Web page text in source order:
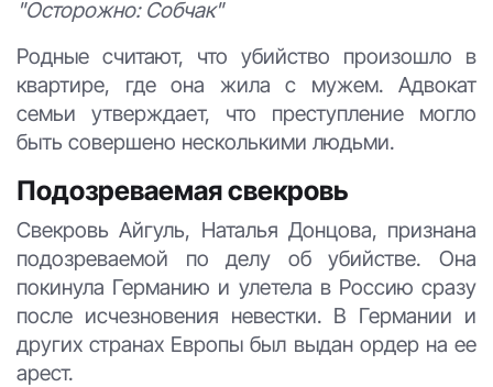
"Осторожно: Собчак"
Родные считают, что убийство произошло в
квартире, где она жила с мужем. Адвокат
семьи утверждает, что преступление могло
быть совершено несколькими людьми.
Подозреваемая свекровь
Свекровь Айгуль, Наталья Донцова, признана
подозреваемой по делу об убийстве. Она
покинула Германию и улетела в Россию сразу
после исчезновения невестки. В Германии и
других странах Европы был выдан ордер на ее
арест.